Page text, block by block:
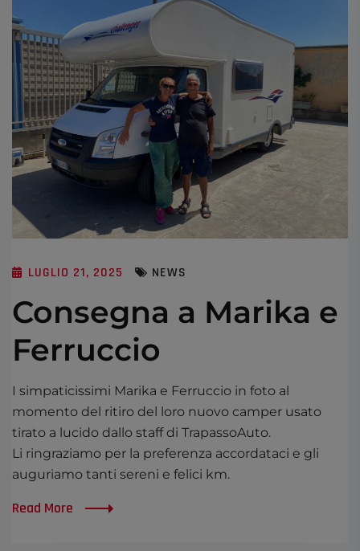
LUGLIO 21, 2025 NEWS
Consegna a Marika e
Ferruccio
I simpaticissimi Marika e Ferruccio in foto al
momento del ritiro del loro nuovo camper usato
tirato a lucido dallo staff di TrapassoAuto.
Li ringraziamo per la preferenza accordataci e gli
auguriamo tanti sereni e felici km.
Read More